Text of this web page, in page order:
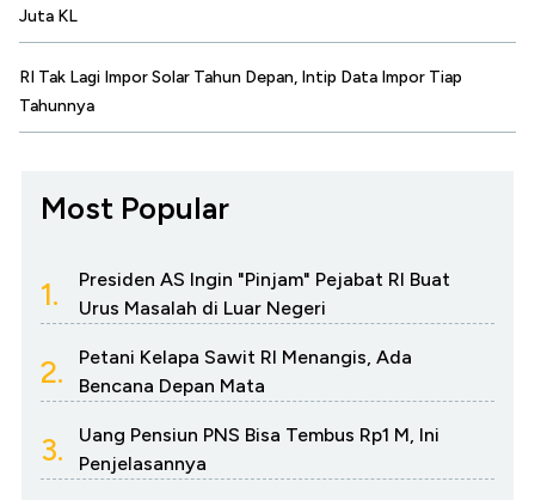
Juta KL
RI Tak Lagi Impor Solar Tahun Depan, Intip Data Impor Tiap
Tahunnya
Most Popular
1.
Presiden AS Ingin "Pinjam" Pejabat RI Buat
Urus Masalah di Luar Negeri
2.
Petani Kelapa Sawit RI Menangis, Ada
Bencana Depan Mata
3.
Uang Pensiun PNS Bisa Tembus Rp1 M, Ini
Penjelasannya